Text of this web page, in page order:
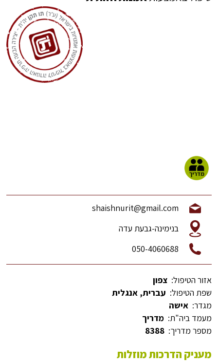
shaishnurit@gmail.com
בנימינה-גבעת עדה
050-4060688
אזור הטיפול: צפון
שפת הטיפול: עברית, אנגלית
מגדר: אישה
מעמד ביה"ת: מדריך
מספר מדריך: 8388
מעניק הדרכות מוזלות